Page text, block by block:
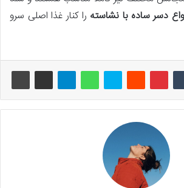
دسر ساده با نشاسته را کنار غذا اصلی سرو